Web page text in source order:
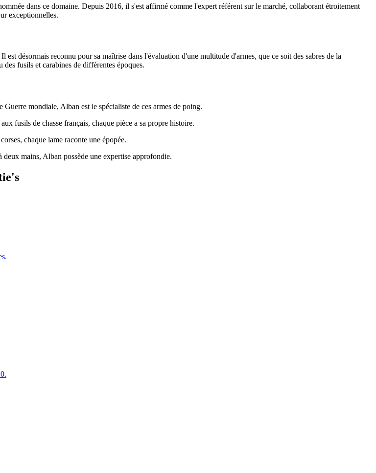
dans ce domaine. Depuis 2016, il s'est affirmé comme l'expert référent sur le marché, collaborant étroitement
exceptionnelles.
désormais reconnu pour sa maîtrise dans l'évaluation d'une multitude d'armes, que ce soit des sabres de la
fusils et carabines de différentes époques.
mondiale, Alban est le spécialiste de ces armes de poing.
fusils de chasse français, chaque pièce a sa propre histoire.
chaque lame raconte une épopée.
deux mains, Alban possède une expertise approfondie.